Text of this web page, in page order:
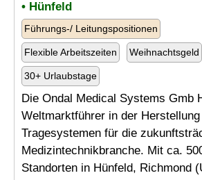
• Hünfeld
Führungs-/ Leitungspositionen
Flexible Arbeitszeiten Weihnachtsgeld
30+ Urlaubstage
Die Ondal Medical Systems Gmb
Weltmarktführer in der
Tragesystemen für die
Medizintechnikbranche. Mit ca.
Standorten in Hünfeld, Richmond